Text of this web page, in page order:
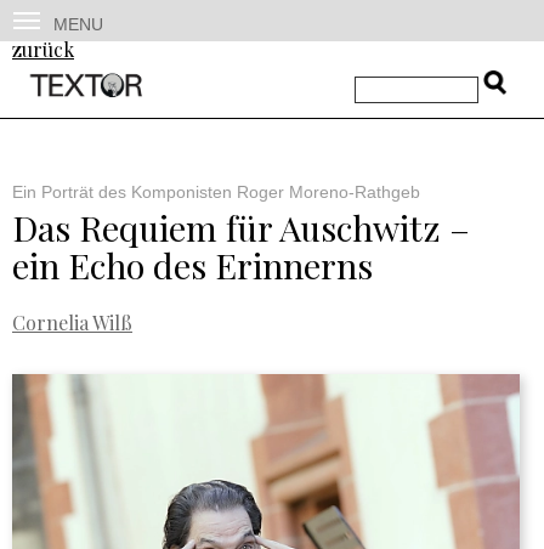
MENU
zurück
Ein Porträt des Komponisten Roger Moreno-Rathgeb
Das Requiem für Auschwitz –
ein Echo des Erinnerns
Cornelia Wilß